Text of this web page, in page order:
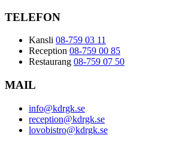
TELEFON
Kansli 08-759 03 11
Reception 08-759 00 85
Restaurang 08-759 07 50
MAIL
info@kdrgk.se
reception@kdrgk.se
lovobistro@kdrgk.se